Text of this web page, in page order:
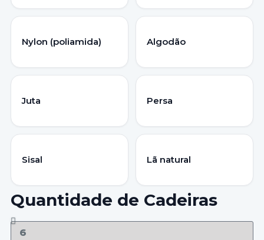
Nylon (poliamida) Algodão
Juta Persa
Sisal Lã natural
Quantidade de Cadeiras